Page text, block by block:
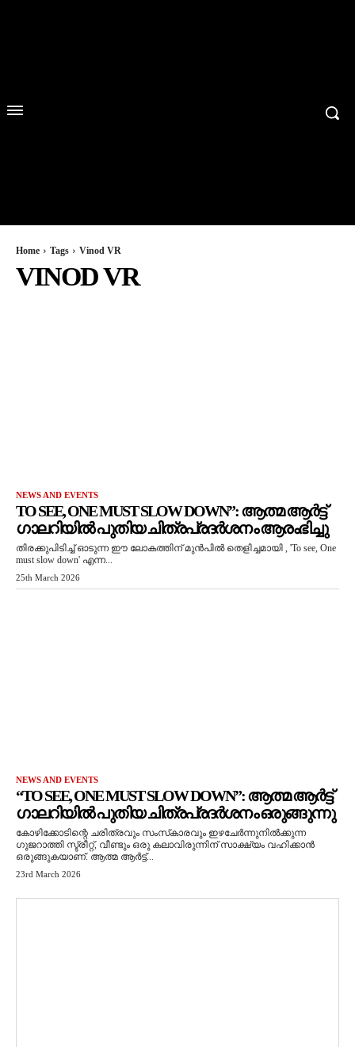
Home Tags Vinod VR
VINOD VR
NEWS AND EVENTS
TO SEE, ONE MUST SLOW DOWN”: ആത്മ ആർട്ട്
ഗാലറിയിൽ പുതിയ ചിത്രപ്രദർശനം ആരംഭിച്ചു
തിരക്കുപിടിച്ച് ഓടുന്ന ഈ ലോകത്തിന് മുൻപിൽ തെളിച്ചമായി , 'To see, One
must slow down' എന്ന...
25th March 2026
NEWS AND EVENTS
“TO SEE, ONE MUST SLOW DOWN”: ആത്മ ആർട്ട്
ഗാലറിയിൽ പുതിയ ചിത്രപ്രദർശനം ഒരുങ്ങുന്നു
കോഴിക്കോടിന്റെ ചരിത്രവും സംസ്‌കാരവും ഇഴചേർന്നുനിൽക്കുന്ന
ഗുജറാത്തി സ്ട്രീറ്റ്, വീണ്ടും ഒരു കലാവിരുന്നിന് സാക്ഷ്യം വഹിക്കാൻ
ഒരുങ്ങുകയാണ്. ആത്മ ആർട്ട്...
23rd March 2026